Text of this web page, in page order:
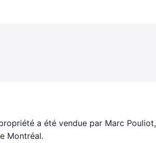
a été vendue par Marc Pouliot,
Montréal.